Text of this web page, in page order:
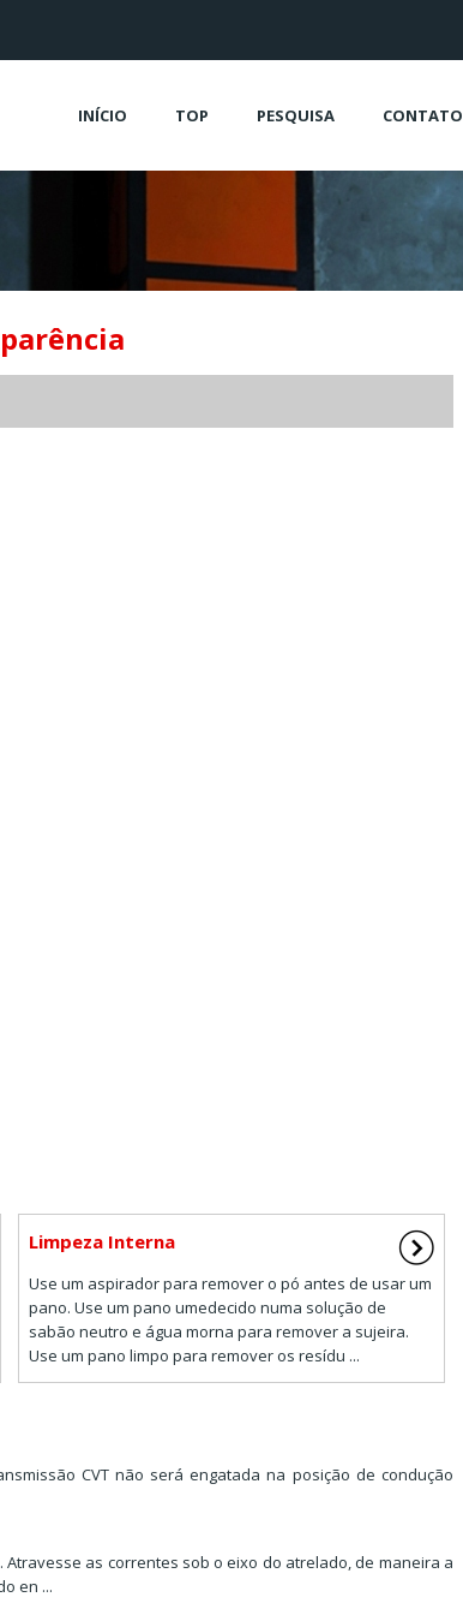
INÍCIO TOP PESQUISA CONTATO
Limpeza Interna
Use um aspirador para remover o pó antes de usar um
pano. Use um pano umedecido numa solução de
sabão neutro e água morna para remover a sujeira.
Use um pano limpo para remover os resídu ...
CVT não será engatada na posição de condução
as correntes sob o eixo do atrelado, de maneira a
en ...